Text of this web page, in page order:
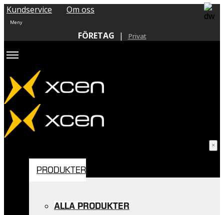
Kundservice Om oss
FÖRETAG | Privat
PRODUKTER
ALLA PRODUKTER